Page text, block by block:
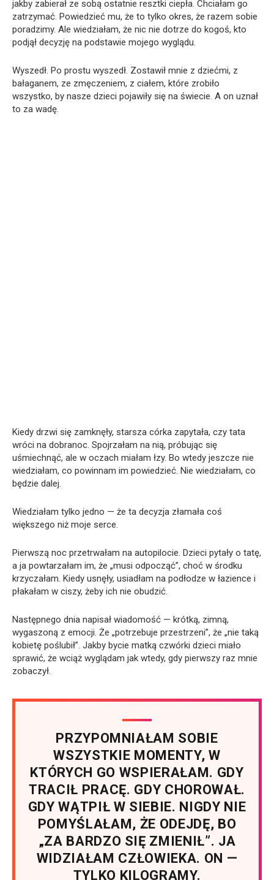
jakby zabierał ze sobą ostatnie resztki ciepła. Chciałam go
zatrzymać. Powiedzieć mu, że to tylko okres, że razem sobie
poradzimy. Ale wiedziałam, że nic nie dotrze do kogoś, kto
podjął decyzję na podstawie mojego wyglądu.
Wyszedł. Po prostu wyszedł. Zostawił mnie z dziećmi, z
bałaganem, ze zmęczeniem, z ciałem, które zrobiło
wszystko, by nasze dzieci pojawiły się na świecie. A on uznał
to za wadę.
Kiedy drzwi się zamknęły, starsza córka zapytała, czy tata
wróci na dobranoc. Spojrzałam na nią, próbując się
uśmiechnąć, ale w oczach miałam łzy. Bo wtedy jeszcze nie
wiedziałam, co powinnam im powiedzieć. Nie wiedziałam, co
będzie dalej.
Wiedziałam tylko jedno — że ta decyzja złamała coś
większego niż moje serce.
Pierwszą noc przetrwałam na autopilocie. Dzieci pytały o tatę,
a ja powtarzałam im, że „musi odpocząć”, choć w środku
krzyczałam. Kiedy usnęły, usiadłam na podłodze w łazience i
płakałam w ciszy, żeby ich nie obudzić.
Następnego dnia napisał wiadomość — krótką, zimną,
wygaszoną z emocji. Że „potrzebuje przestrzeni”, że „nie taką
kobietę poślubił”. Jakby bycie matką czwórki dzieci miało
sprawić, że wciąż wyglądam jak wtedy, gdy pierwszy raz mnie
zobaczył.
PRZYPOMNIAŁAM SOBIE
WSZYSTKIE MOMENTY, W
KTÓRYCH GO WSPIERAŁAM. GDY
TRACIŁ PRACĘ. GDY CHOROWAŁ.
GDY WĄTPIŁ W SIEBIE. NIGDY NIE
POMYŚLAŁAM, ŻE ODEJDĘ, BO
„ZA BARDZO SIĘ ZMIENIŁ”. JA
WIDZIAŁAM CZŁOWIEKA. ON —
TYLKO KILOGRAMY.